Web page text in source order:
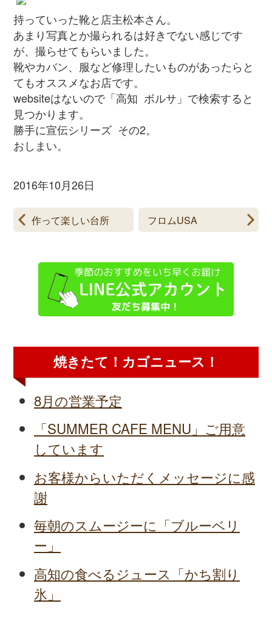
持っていった靴と店主松本さん。
あまり写真とか撮られるは好きでない感じです
が、撮らせてもらいました。
靴やカバン、服など修理したいものがあったらと
てもオススメなお店です。
websiteはないので「高知 ボルサ」で検索すると
見つかります。
勝手に宣伝シリーズ その2。
おしまい。
2016年10月26日
作って楽しい台所 フロムUSA
焼きたて！カゴニュース！
8月の営業予定
「SUMMER CAFE MENU」ご用意
しています
お客様からいただくメッセージに感
謝
毎朝のスムージーに「ブルーベリ
ー」
高知の食べるジュース「かち割り
氷」